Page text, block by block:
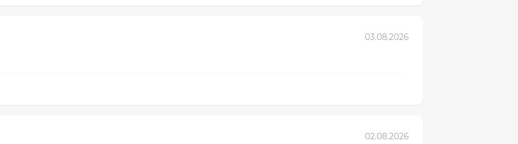
03.08.2026
02.08.2026